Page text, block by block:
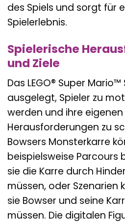
des Spiels und sorgt für
Spielerlebnis.
Spielerische
und Ziele
Das LEGO® Super
ausgelegt, Spieler zu
werden und ihre eigenen
Herausforderungen zu
Bowsers Monsterkarre
beispielsweise Parcours
sie die Karre durch
müssen, oder Szenarien
sie Bowser und seine
müssen. Die digitalen